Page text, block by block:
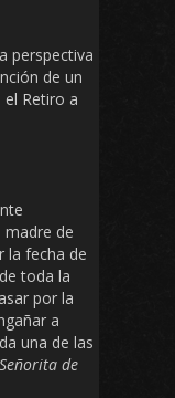
perspectiva
de un
Retiro a
madre de
la fecha de
toda la
por la
a
una de las
Señorita de